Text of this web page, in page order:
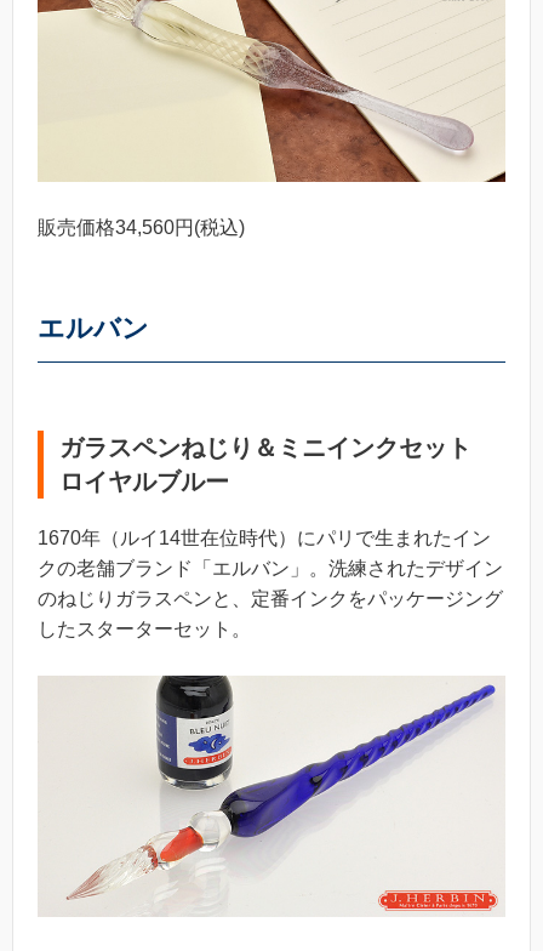
販売価格34,560円(税込)
エルバン
ガラスペンねじり＆ミニインクセット
ロイヤルブルー
1670年（ルイ14世在位時代）にパリで生まれたイン
クの老舗ブランド「エルバン」。洗練されたデザイン
のねじりガラスペンと、定番インクをパッケージング
したスターターセット。